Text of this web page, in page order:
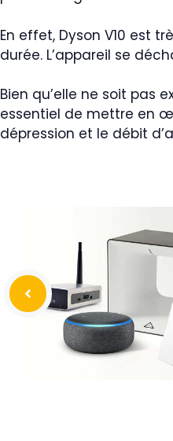
En effet, Dyson V10 est
durée. L’appareil se
Bien qu’elle ne soit pas
essentiel de mettre en
dépression et le débit